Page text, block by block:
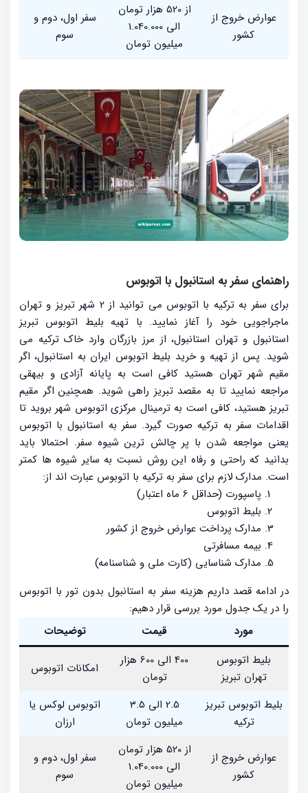
عوارض خروج از
کشور
از 520 هزار تومان
الی 1.040.000
میلیون تومان
سفر اول، دوم و
سوم
راهنمای سفر به استانبول با اتوبوس
برای سفر به ترکیه با اتوبوس می توانید از 2 شهر تبریز و تهران
ماجراجویی خود را آغاز نمایید. با تهیه بلیط اتوبوس تبریز
استانبول و تهران استانبول، از مرز بازرگان وارد خاک ترکیه می
شوید. پس از تهیه و خرید بلیط اتوبوس ایران به استانبول، اگر
مقیم شهر تهران هستید کافی است به پایانه آزادی و بیهقی
مراجعه نمایید تا به مقصد تبریز راهی شوید. همچنین اگر مقیم
تبریز هستید، کافی است به ترمینال مرکزی اتوبوس شهر بروید تا
اقدامات سفر به ترکیه صورت گیرد. سفر به استانبول با اتوبوس
یعنی مواجعه شدن با پر چالش ترین شیوه سفر. احتمالا باید
بدانید که راحتی و رفاه این روش نسبت به سایر شیوه ها کمتر
است. مدارک لازم برای سفر به ترکیه با اتوبوس عبارت اند از:
پاسپورت (حداقل 6 ماه اعتبار)
بلیط اتوبوس
مدارک پرداخت عوارض خروج از کشور
بیمه مسافرتی
مدارک شناسایی (کارت ملی و شناسنامه)
در ادامه قصد داریم هزینه سفر به استانبول بدون تور با اتوبوس
را در یک جدول مورد بررسی قرار دهیم:
مورد
قیمت
توضیحات
بلیط اتوبوس
تهران تبریز
400 الی 600 هزار
تومان
امکانات اتوبوس
بلیط اتوبوس تبریز
ترکیه
2.5 الی 3.5
میلیون تومان
اتوبوس لوکس یا
ارزان
عوارض خروج از
کشور
از 520 هزار تومان
الی 1.040.000
میلیون تومان
سفر اول، دوم و
سوم